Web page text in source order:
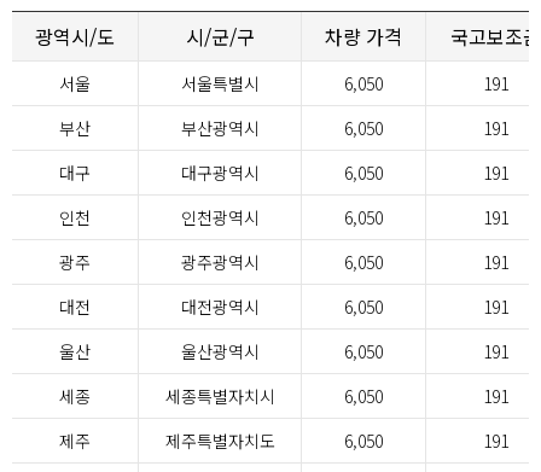
광역시/도 시/군/구 차량 가격 국고보조금
서울 서울특별시 6,050
191
부산
부산광역시 6,050
191
대구
대구광역시 6,050
191
인천
인천광역시 6,050
191
광주
광주광역시 6,050
191
대전
대전광역시 6,050
191
울산
울산광역시 6,050
191
세종
세종특별자치시 6,050
191
제주
제주특별자치도 6,050
191